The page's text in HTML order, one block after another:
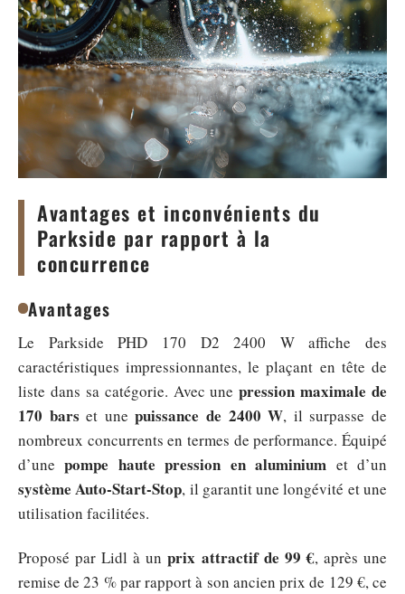
Avantages et inconvénients du
Parkside par rapport à la
concurrence
Avantages
Le Parkside PHD 170 D2 2400 W affiche des
caractéristiques impressionnantes, le plaçant en tête de
liste dans sa catégorie. Avec unepression maximale de
170 bars et unepuissance de 2400 W, il surpasse de
nombreux concurrents en termes de performance. Équipé
d’unepompe haute pression en aluminium et d’un
système Auto-Start-Stop, il garantit une longévité et une
utilisation facilitées.
Proposé par Lidl à unprix attractif de 99 €, après une
remise de 23 % par rapport à son ancien prix de 129 €, ce